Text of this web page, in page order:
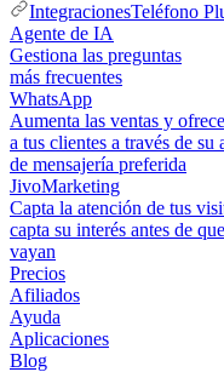
IntegracionesTeléfono
Agente de IA
Gestiona las preguntas
más frecuentes
WhatsApp
Aumenta las ventas y
a tus clientes a través de su
de mensajería preferida
JivoMarketing
Capta la atención de tus
capta su interés antes de
vayan
Precios
Afiliados
Ayuda
Aplicaciones
Blog